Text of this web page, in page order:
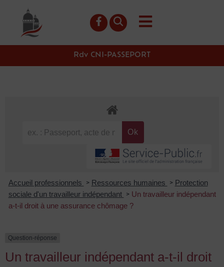
principal
Rdv CNI-PASSEPORT
Accueil professionnels > Ressources humaines > Protection
sociale d'un travailleur indépendant
> Un travailleur indépendant
a-t-il droit à une assurance chômage ?
Question-réponse
Un travailleur indépendant a-t-il droit